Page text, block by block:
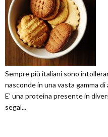
Sempre più italiani sono
nasconde in una vasta gamma
E' una proteina presente in
segal...